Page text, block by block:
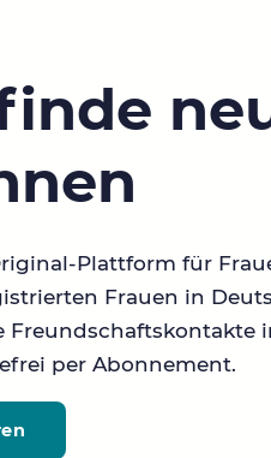
Plattform für
Frauen in
per Abonnement.